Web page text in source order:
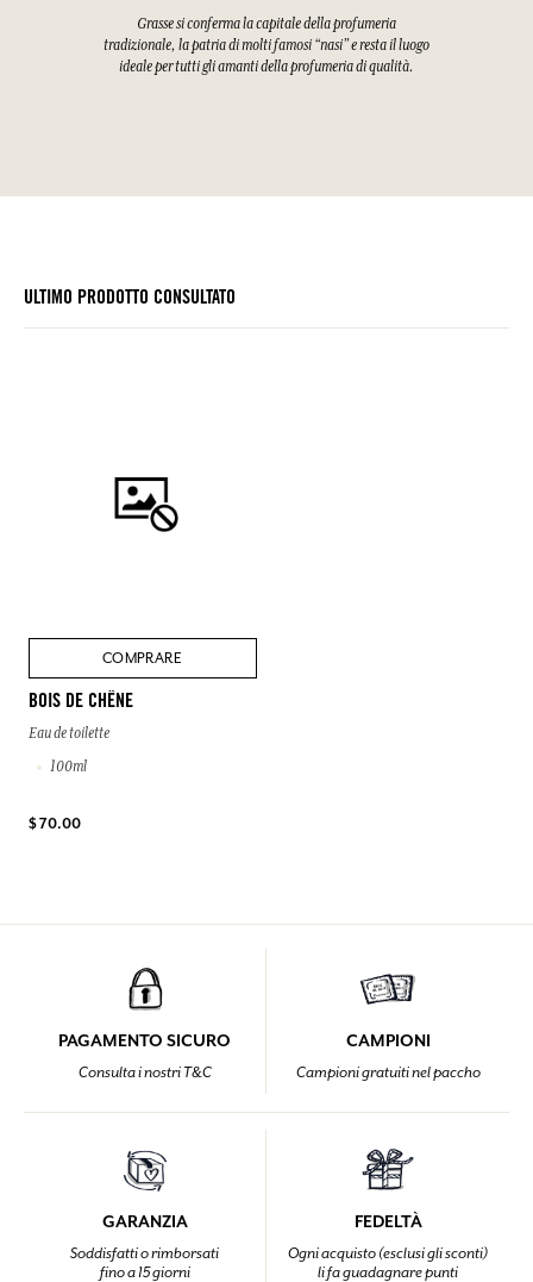
Grasse si conferma la capitale della profumeria
tradizionale, la patria di molti famosi “nasi” e resta il luogo
ideale per tutti gli amanti della profumeria di qualità.
ULTIMO PRODOTTO CONSULTATO
COMPRARE
BOIS DE CHÊNE
Eau de toilette
100ml
$ 70.00
PAGAMENTO SICURO
Consulta i nostri T&C
CAMPIONI
Campioni gratuiti nel paccho
GARANZIA
Soddisfatti o rimborsati
fino a 15 giorni
FEDELTÀ
Ogni acquisto (esclusi gli sconti)
li fa guadagnare punti